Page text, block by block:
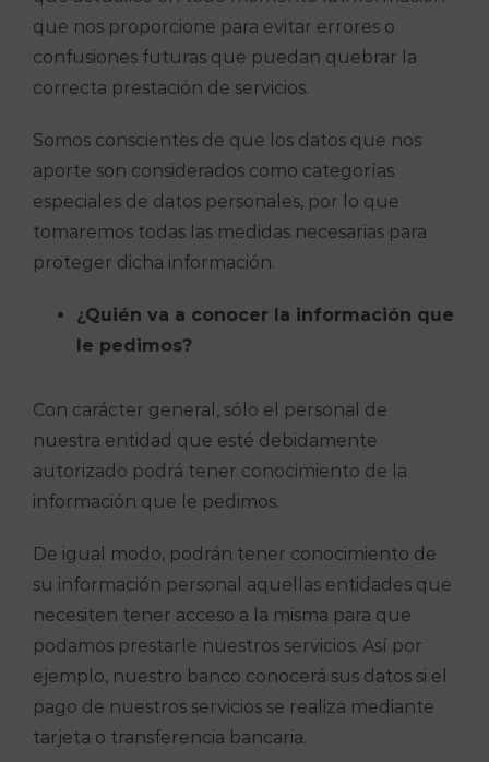
que nos proporcione para evitar errores o
confusiones futuras que puedan quebrar la
correcta prestación de servicios.
Somos conscientes de que los datos que nos
aporte son considerados como categorías
especiales de datos personales, por lo que
tomaremos todas las medidas necesarias para
proteger dicha información.
¿Quién va a conocer la información que
le pedimos?
Con carácter general, sólo el personal de
nuestra entidad que esté debidamente
autorizado podrá tener conocimiento de la
información que le pedimos.
De igual modo, podrán tener conocimiento de
su información personal aquellas entidades que
necesiten tener acceso a la misma para que
podamos prestarle nuestros servicios. Así por
ejemplo, nuestro banco conocerá sus datos si el
pago de nuestros servicios se realiza mediante
tarjeta o transferencia bancaria.